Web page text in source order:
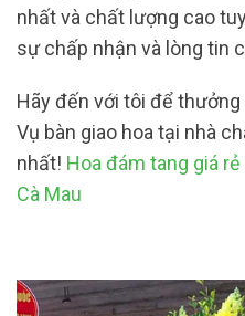
nhất và chất lượng cao
sự chấp nhận và lòng tin
Hãy đến với tôi để
Vụ bàn giao hoa tại nhà
nhất! Hoa đám tang giá
Cà Mau